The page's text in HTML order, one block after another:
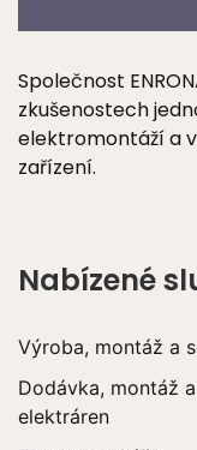
Společnost
zkušenostech
elektromontáží a
zařízení.
Nabízené
Výroba, montáž a
Dodávka, montáž
elektráren